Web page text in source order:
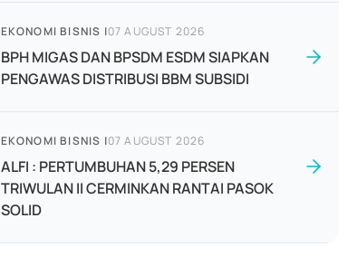
EKONOMI BISNIS |07 AUGUST 2026
BPH MIGAS DAN BPSDM ESDM SIAPKAN
PENGAWAS DISTRIBUSI BBM SUBSIDI
EKONOMI BISNIS |07 AUGUST 2026
ALFI : PERTUMBUHAN 5,29 PERSEN
TRIWULAN II CERMINKAN RANTAI PASOK
SOLID